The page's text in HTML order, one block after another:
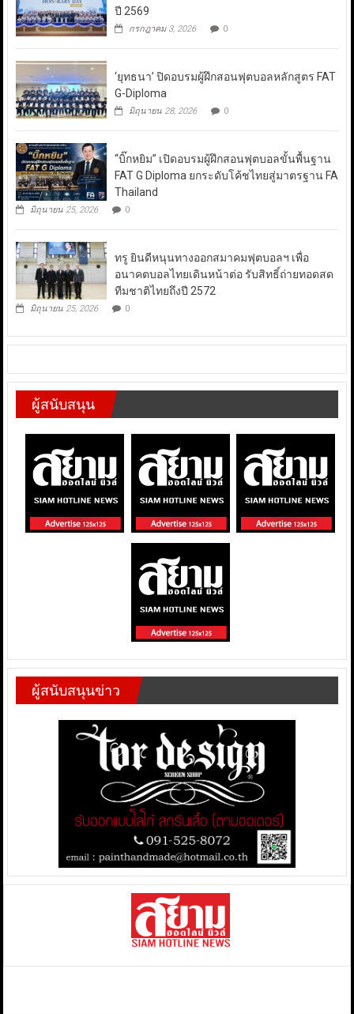
ปี 2569
กรกฎาคม 3, 2026 0
‘ยุทธนา’ ปิดอบรมผู้ฝึกสอนฟุตบอลหลักสูตร FAT
G-Diploma
มิถุนายน 28, 2026 0
“บิ๊กหยิม” เปิดอบรมผู้ฝึกสอนฟุตบอลขั้นพื้นฐาน
FAT G Diploma ยกระดับโค้ชไทยสู่มาตรฐาน FA
Thailand
มิถุนายน 25, 2026 0
ทรู ยินดีหนุนทางออกสมาคมฟุตบอลฯ เพื่อ
อนาคตบอลไทยเดินหน้าต่อ รับสิทธิ์ถ่ายทอดสด
ทีมชาติไทยถึงปี 2572
มิถุนายน 25, 2026 0
ผู้สนับสนุน
ผู้สนับสนุนข่าว